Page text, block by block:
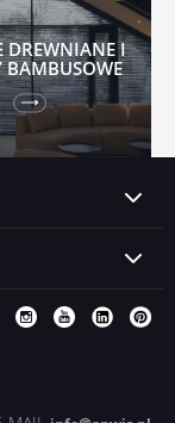
DREWNIANE I
BAMBUSOWE